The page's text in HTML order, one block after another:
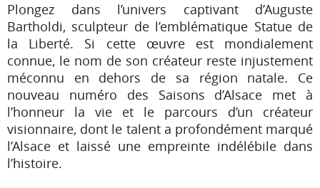
Plongez dans l’univers captivant d’Auguste
Bartholdi, sculpteur de l’emblématique Statue de
la Liberté. Si cette œuvre est mondialement
connue, le nom de son créateur reste injustement
méconnu en dehors de sa région natale. Ce
nouveau numéro des Saisons d’Alsace met à
l’honneur la vie et le parcours d’un créateur
visionnaire, dont le talent a profondément marqué
l’Alsace et laissé une empreinte indélébile dans
l’histoire.